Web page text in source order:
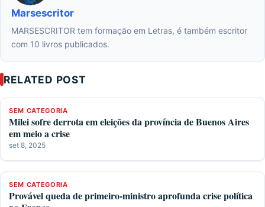
Marsescritor
MARSESCRITOR tem formação em Letras, é também escritor
com 10 livros publicados.
RELATED POST
SEM CATEGORIA
Milei sofre derrota em eleições da província de Buenos Aires
em meio a crise
set 8, 2025
SEM CATEGORIA
Provável queda de primeiro-ministro aprofunda crise política